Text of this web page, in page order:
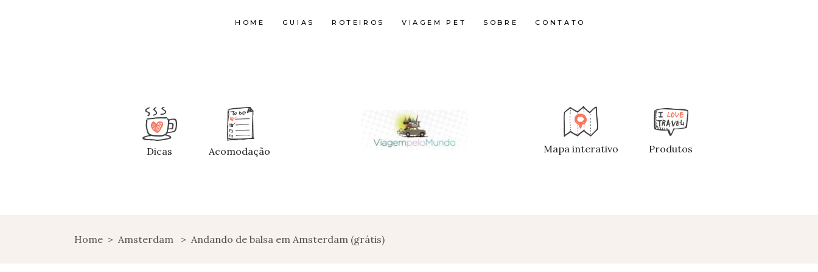
HOME GUIAS ROTEIROS VIAGEM PET SOBRE CONTATO
Dicas Acomodação Mapa interativo Produtos
Home > Amsterdam > Andando de balsa em Amsterdam (grátis)